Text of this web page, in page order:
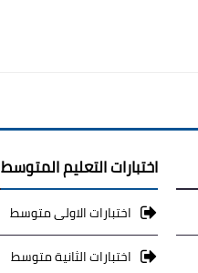
اختبارات التعليم المتوسط
اختبارات الاولى متوسط
اختبارات الثانية متوسط